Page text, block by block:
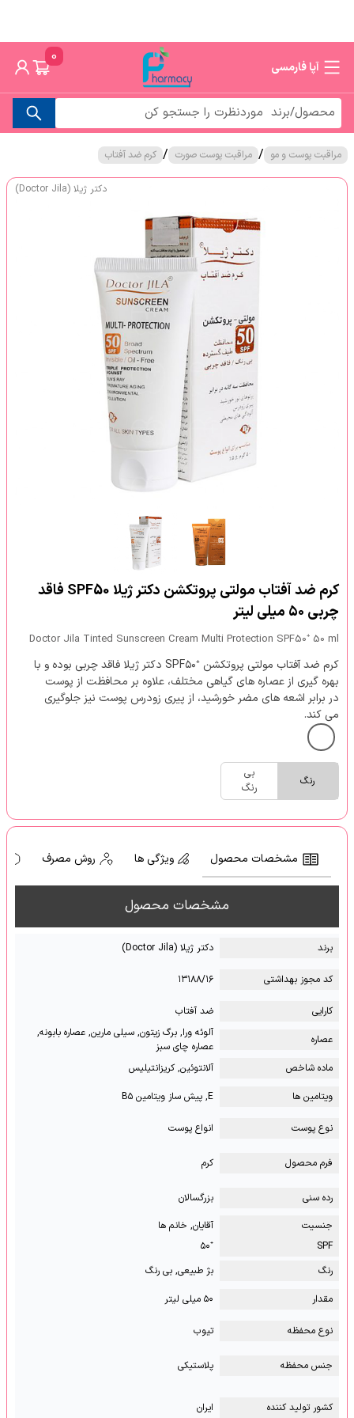
آپا فارمسی
0
مراقبت پوست و مو / مراقبت پوست صورت / کرم ضد آفتاب
دکتر ژیلا (Doctor Jila)
کرم ضد آفتاب مولتی پروتکشن دکتر ژیلا SPF50 فاقد
چربی ۵۰ میلی لیتر
Doctor Jila Tinted Sunscreen Cream Multi Protection SPF50⁺ 50 ml
کرم ضد آفتاب مولتی پروتکشن ⁺SPF۵۰ دکتر ژیلا فاقد چربی بوده و با
بهره گیری از عصاره های گیاهی مختلف، علاوه بر محافظت از پوست
در برابر اشعه های مضر خورشید، از پیری زودرس پوست نیز جلوگیری
می کند.
رنگ
بی
رنگ
مشخصات محصول ویژگی ها روش مصرف
مشخصات محصول
برند دکتر ژیلا (Doctor Jila)
کد مجوز بهداشتی ۱۳۱۸۸/۱۶
کارایی
ضد آفتاب
عصاره
آلوئه ورا, برگ زیتون, سیلی مارین, عصاره بابونه,
عصاره چای سبز
ماده شاخص
آلانتوئین, کریزانتیلیس
ویتامین ها
E, پیش ساز ویتامین B۵
نوع پوست انواع پوست
فرم محصول کرم
رده سنی
بزرگسالان
جنسیت
آقایان, خانم ها
SPF
⁺۵۰
رنگ
بژ طبیعی, بی رنگ
مقدار
۵۰ میلی لیتر
نوع محفظه تیوب
جنس محفظه پلاستیکی
کشور تولید کننده ایران